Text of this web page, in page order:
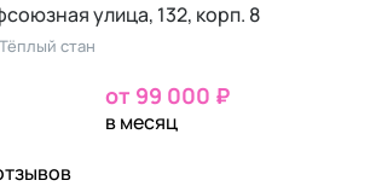
улица, 132, корп. 8
стан
от 99 000 ₽
в месяц